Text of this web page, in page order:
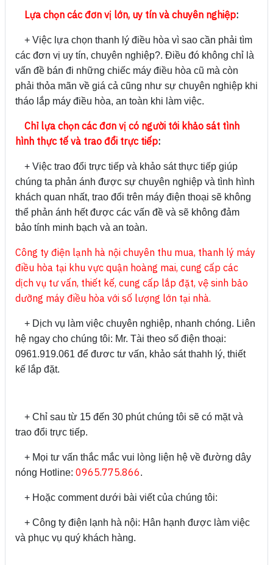
Lựa chọn các đơn vị lớn, uy tín và chuyên nghiệp:
+ Việc lựa chọn thanh lý điều hòa vì sao cần phải tìm
các đơn vị uy tín, chuyên nghiệp?. Điều đó không chỉ là
vấn đề bán đi những chiếc máy điều hòa cũ mà còn
phải thỏa mãn về giá cả cũng như sự chuyên nghiệp khi
tháo lắp máy điều hòa, an toàn khi làm việc.
Chỉ lựa chọn các đơn vị có người tới khảo sát tình
hình thực tế và trao đổi trực tiếp:
+ Việc trao đổi trực tiếp và khảo sát thực tiếp giúp
chúng ta phản ánh được sự chuyên nghiệp và tình hình
khách quan nhất, trao đổi trên máy điện thoại sẽ không
thể phản ánh hết được các vấn đề và sẽ không đảm
bảo tính minh bạch và an toàn.
Công ty điện lạnh hà nội chuyên thu mua, thanh lý máy
điều hòa tại khu vực quận hoàng mai, cung cấp các
dịch vụ tư vấn, thiết kế, cung cấp lắp đặt, vệ sinh bảo
dưỡng máy điều hòa với số lượng lớn tại nhà.
+ Dịch vụ làm việc chuyên nghiệp, nhanh chóng. Liên
hệ ngay cho chúng tôi: Mr. Tài theo số điện thoại:
0961.919.061 để đươc tư vấn, khảo sát thahh lý, thiết
kế lắp đặt.
+ Chỉ sau từ 15 đến 30 phút chúng tôi sẽ có mặt và
trao đổi trực tiếp.
+ Mọi tư vấn thắc mắc vui lòng liện hệ về đường dây
nóng Hotline: 0965.775.866.
+ Hoặc comment dưới bài viết của chúng tôi:
+ Công ty điện lạnh hà nội: Hân hạnh được làm việc
và phục vụ quý khách hàng.